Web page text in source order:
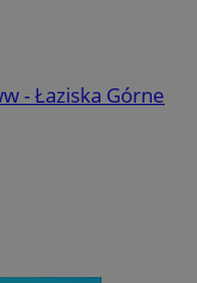
- Łaziska Górne